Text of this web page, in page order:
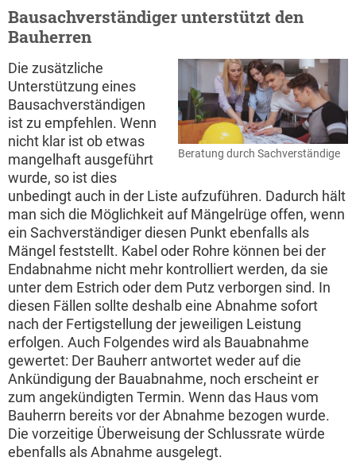
Bausachverständiger unterstützt den
Bauherren
Beratung durch Sachverständige
Die zusätzliche
Unterstützung eines
Bausachverständigen
ist zu empfehlen. Wenn
nicht klar ist ob etwas
mangelhaft ausgeführt
wurde, so ist dies
unbedingt auch in der Liste aufzuführen. Dadurch hält
man sich die Möglichkeit auf Mängelrüge offen, wenn
ein Sachverständiger diesen Punkt ebenfalls als
Mängel feststellt. Kabel oder Rohre können bei der
Endabnahme nicht mehr kontrolliert werden, da sie
unter dem Estrich oder dem Putz verborgen sind. In
diesen Fällen sollte deshalb eine Abnahme sofort
nach der Fertigstellung der jeweiligen Leistung
erfolgen. Auch Folgendes wird als Bauabnahme
gewertet: Der Bauherr antwortet weder auf die
Ankündigung der Bauabnahme, noch erscheint er
zum angekündigten Termin. Wenn das Haus vom
Bauherrn bereits vor der Abnahme bezogen wurde.
Die vorzeitige Überweisung der Schlussrate würde
ebenfalls als Abnahme ausgelegt.